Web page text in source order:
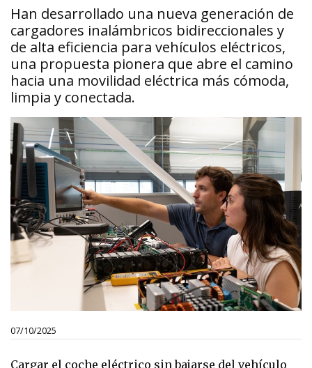
Han desarrollado una nueva generación de
cargadores inalámbricos bidireccionales y
de alta eficiencia para vehículos eléctricos,
una propuesta pionera que abre el camino
hacia una movilidad eléctrica más cómoda,
limpia y conectada.
07/10/2025
Cargar el coche eléctrico sin bajarse del vehículo